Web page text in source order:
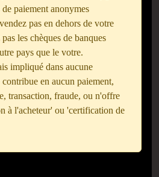
de paiement anonymes
pas en dehors de votre
les chèques de banques
pays que le votre.
impliqué dans aucune
en aucun paiement,
transaction, fraude, ou n'offre
à l'acheteur' ou 'certification de